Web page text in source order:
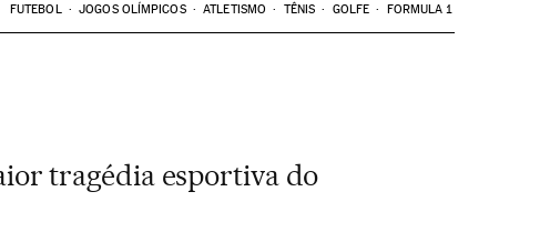
FUTEBOL JOGOS OLÍMPICOS ATLETISMO TÊNIS GOLFE FORMULA 1
tragédia esportiva do